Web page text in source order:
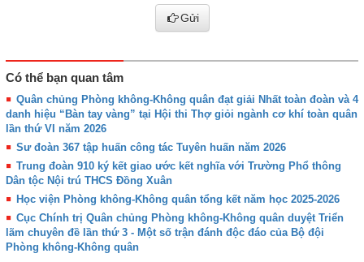
Gửi
Có thể bạn quan tâm
Quân chủng Phòng không-Không quân đạt giải Nhất toàn đoàn và 4
danh hiệu “Bàn tay vàng” tại Hội thi Thợ giỏi ngành cơ khí toàn quân
lần thứ VI năm 2026
Sư đoàn 367 tập huấn công tác Tuyên huấn năm 2026
Trung đoàn 910 ký kết giao ước kết nghĩa với Trường Phổ thông
Dân tộc Nội trú THCS Đồng Xuân
Học viện Phòng không-Không quân tổng kết năm học 2025-2026
Cục Chính trị Quân chủng Phòng không-Không quân duyệt Triển
lãm chuyên đề lần thứ 3 - Một số trận đánh độc đáo của Bộ đội
Phòng không-Không quân